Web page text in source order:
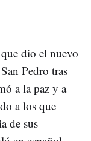
dio el nuevo
Pedro tras
a la paz y a
a los que
de sus